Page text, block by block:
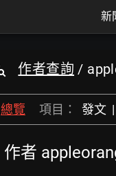
新
作者查詢 /
總覽 項目： 發文 |
作者